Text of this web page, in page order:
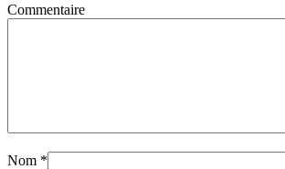
Commentaire
Nom *